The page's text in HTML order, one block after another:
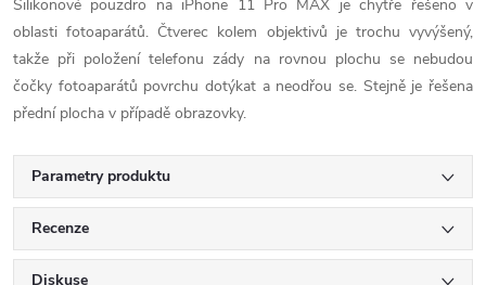
Silikonové pouzdro na iPhone 11 Pro MAX je chytře řešeno v
oblasti fotoaparátů. Čtverec kolem objektivů je trochu vyvýšený,
takže při položení telefonu zády na rovnou plochu se nebudou
čočky fotoaparátů povrchu dotýkat a neodřou se. Stejně je řešena
přední plocha v případě obrazovky.
Parametry produktu
Recenze
Diskuse